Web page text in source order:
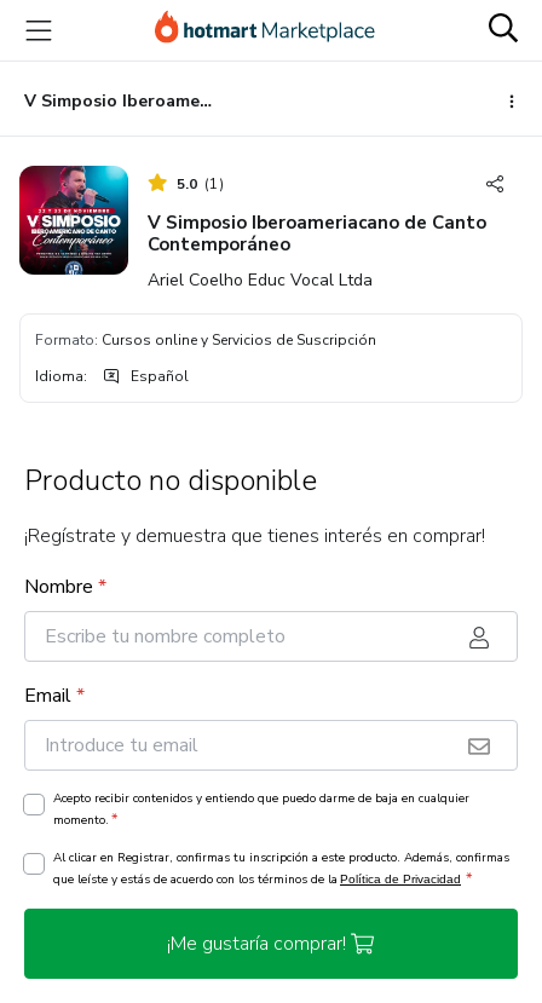
principal
página
de
página
V Simposio Iberoameriacano de Canto Contemporáneo
5.0 (1)
V Simposio Iberoameriacano de Canto
Contemporáneo
Ariel Coelho Educ Vocal Ltda
Formato: Cursos online y Servicios de Suscripción
Idioma: Español
Producto no disponible
¡Regístrate y demuestra que tienes interés en comprar!
Nombre *
Email*
Acepto recibir contenidos y entiendo que puedo darme de baja en cualquier
momento. *
Al clicar en Registrar, confirmas tu inscripción a este producto. Además, confirmas
que leíste y estás de acuerdo con los términos de la Política de Privacidad *
¡Me gustaría comprar!